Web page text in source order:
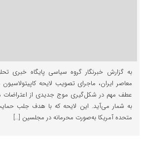
به گزارش خبرنگار گروه سیاسی پایگاه خبری
عطف مهم در شکل‌گیری موج جدیدی از اعتراضات
به شمار می‌آید. این لایحه که با هدف جلب
متحده آمریکا به‌صورت محرمانه در مجلسین […]